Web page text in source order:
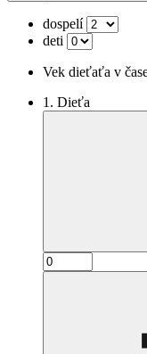
dospelí
deti
Vek dieťaťa v
1. Dieťa